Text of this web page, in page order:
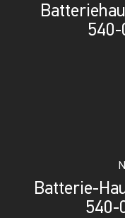
540-
Batterie-
540-